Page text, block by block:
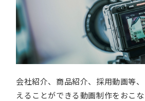
会社紹介、商品紹介、採用動画等
えることができる動画制作をおこな